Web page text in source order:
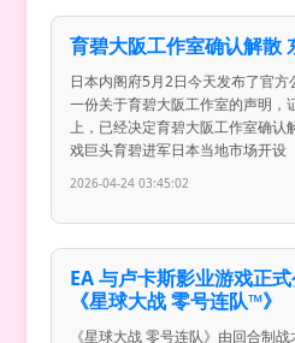
育碧大阪工作室确认解散
日本内阁府5月2日今天发布了官
一份关于育碧大阪工作室的声明，
上，已经决定育碧大阪工作室确认
戏巨头育碧进军日本当地市场开设
2026-04-24 03:45:02
EA 与卢卡斯影业游戏正
《星球大战 零号连队™》
《星球大战 零号连队》由回合制